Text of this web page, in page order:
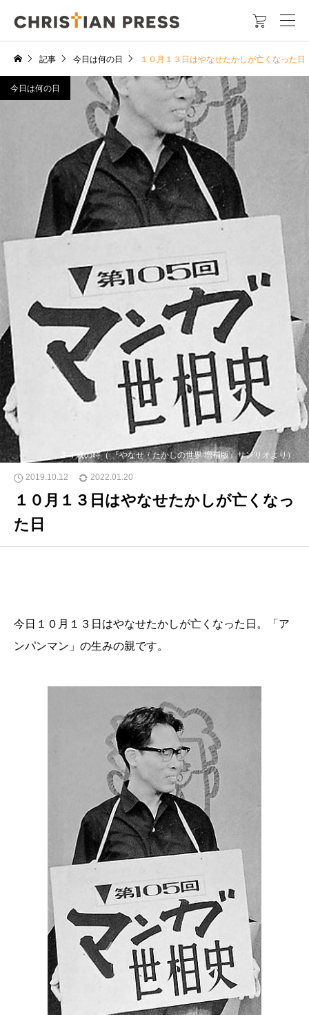

記事 今日は何の日 １０月１３日はやなせたかしが亡くなった日
３４歳の時（ 『やなせ・たかしの世界 増補版』サンリオより）
今日は何の日
2019.10.12 2022.01.20
１０月１３日はやなせたかしが亡くなっ
た日
今日１０月１３日はやなせたかしが亡くなった日。「ア
ンパンマン」の生みの親です。